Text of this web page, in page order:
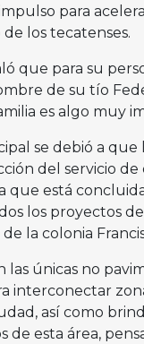
para
los tecatenses.
que para su
de su tío
es algo muy
se debió a que
del servicio
que está
los proyectos
la colonia
las únicas no
interconectar
así como
esta área,